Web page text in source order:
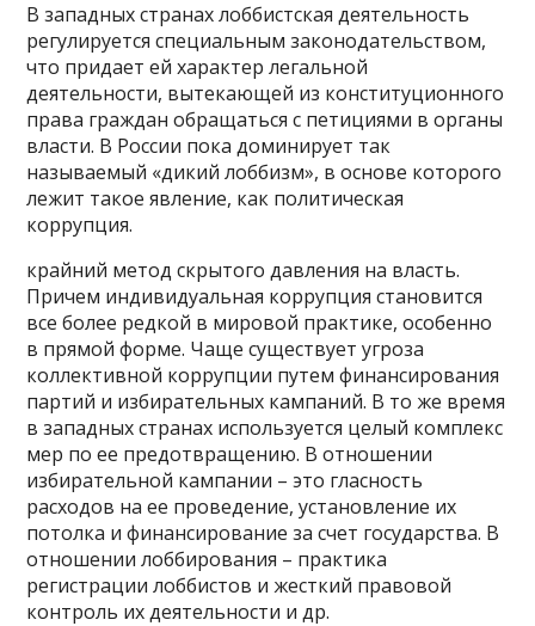
В западных странах лоббистская деятельность
регулируется специальным законодательством,
что придает ей характер легальной
деятельности, вытекающей из конституционного
права граждан обращаться с петициями в органы
власти. В России пока доминирует так
называемый «дикий лоббизм», в основе которого
лежит такое явление, как политическая
коррупция.
крайний метод скрытого давления на власть.
Причем индивидуальная коррупция становится
все более редкой в мировой практике, особенно
в прямой форме. Чаще существует угроза
коллективной коррупции путем финансирования
партий и избирательных кампаний. В то же время
в западных странах используется целый комплекс
мер по ее предотвращению. В отношении
избирательной кампании – это гласность
расходов на ее проведение, установление их
потолка и финансирование за счет государства. В
отношении лоббирования – практика
регистрации лоббистов и жесткий правовой
контроль их деятельности и др.